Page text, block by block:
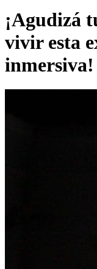
¡Agudizá
vivir esta
inmersiva!